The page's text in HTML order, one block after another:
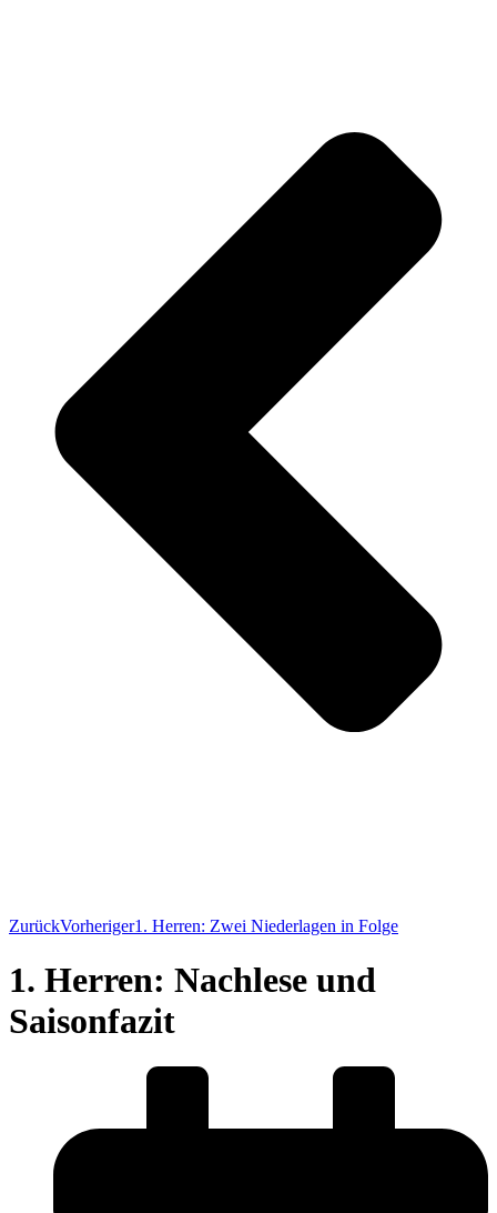
ZurückVorheriger1. Herren: Zwei Niederlagen in Folge
1. Herren: Nachlese und
Saisonfazit